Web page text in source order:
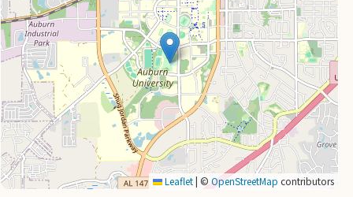
Leaflet ©OpenStreetMap contributors